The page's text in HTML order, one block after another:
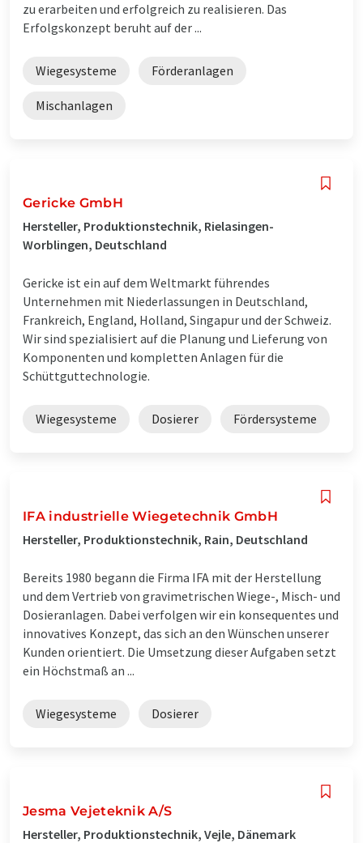
zu erarbeiten und erfolgreich zu realisieren. Das
Erfolgskonzept beruht auf der ...
Wiegesysteme Förderanlagen
Mischanlagen
Gericke GmbH
Hersteller, Produktionstechnik, Rielasingen-
Worblingen, Deutschland
Gericke ist ein auf dem Weltmarkt führendes
Unternehmen mit Niederlassungen in Deutschland,
Frankreich, England, Holland, Singapur und der Schweiz.
Wir sind spezialisiert auf die Planung und Lieferung von
Komponenten und kompletten Anlagen für die
Schüttguttechnologie.
Wiegesysteme Dosierer Fördersysteme
IFA industrielle Wiegetechnik GmbH
Hersteller, Produktionstechnik, Rain, Deutschland
Bereits 1980 begann die Firma IFA mit der Herstellung
und dem Vertrieb von gravimetrischen Wiege-, Misch- und
Dosieranlagen. Dabei verfolgen wir ein konsequentes und
innovatives Konzept, das sich an den Wünschen unserer
Kunden orientiert. Die Umsetzung dieser Aufgaben setzt
ein Höchstmaß an ...
Wiegesysteme Dosierer
Jesma Vejeteknik A/S
Hersteller, Produktionstechnik, Vejle, Dänemark